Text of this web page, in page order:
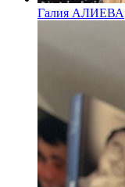
Галия АЛИЕВА